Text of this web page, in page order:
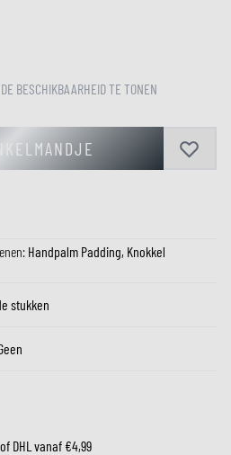
BESCHIKBAARHEID TE TONEN
Handpalm Padding, Knokkel
stukken
DHL vanaf €4,99